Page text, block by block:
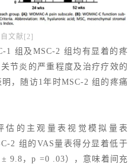
文献[2]
1 组及MSC-2 组均有显着的疼
节炎的严重程度及治疗疗效的
，随访1年时MSC-2 组的疼痛
估的主观量表视觉模拟量表
2 组的VAS量表得分显着低于
9.8，p =0 .03），意味着间充